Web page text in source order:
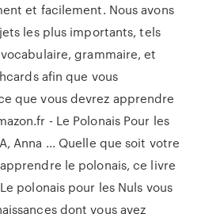
et facilement. Nous avons
les plus importants, tels
grammaire, et
afin que vous
que vous devrez apprendre
- Le Polonais Pour les
Anna ... Quelle que soit votre
le polonais, ce livre
polonais pour les Nuls vous
dont vous avez